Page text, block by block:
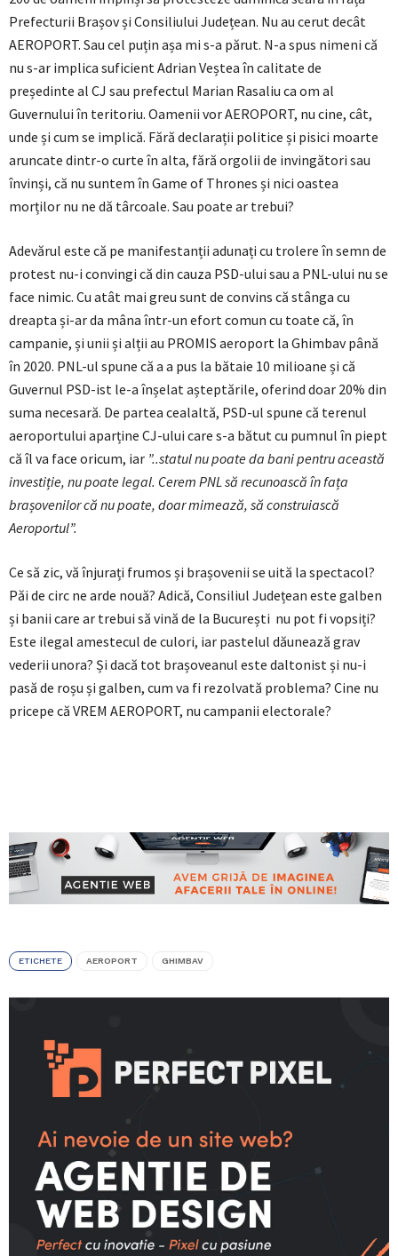
Prefecturii Brașov și Consiliului Județean. Nu au cerut decât
AEROPORT. Sau cel puțin așa mi s-a părut. N-a spus nimeni că
nu s-ar implica suficient Adrian Veștea în calitate de
președinte al CJ sau prefectul Marian Rasaliu ca om al
Guvernului în teritoriu. Oamenii vor AEROPORT, nu cine, cât,
unde și cum se implică. Fără declarații politice și pisici moarte
aruncate dintr-o curte în alta, fără orgolii de invingători sau
învinși, că nu suntem în Game of Thrones și nici oastea
morților nu ne dă târcoale. Sau poate ar trebui?
Adevărul este că pe manifestanții adunați cu trolere în semn de
protest nu-i convingi că din cauza PSD-ului sau a PNL-ului nu se
face nimic. Cu atât mai greu sunt de convins că stânga cu
dreapta și-ar da mâna într-un efort comun cu toate că, în
campanie, și unii și alții au PROMIS aeroport la Ghimbav până
în 2020. PNL-ul spune că a a pus la bătaie 10 milioane și că
Guvernul PSD-ist le-a înșelat așteptările, oferind doar 20% din
suma necesară. De partea cealaltă, PSD-ul spune că terenul
aeroportului aparține CJ-ului care s-a bătut cu pumnul în piept
că îl va face oricum, iar ”..statul nu poate da bani pentru această
investiție, nu poate legal. Cerem PNL să recunoască în fața
brașovenilor că nu poate, doar mimează, să construiască
Aeroportul”.
Ce să zic, vă înjurați frumos și brașovenii se uită la spectacol?
Păi de circ ne arde nouă? Adică, Consiliul Județean este galben
și banii care ar trebui să vină de la București nu pot fi vopsiți?
Este ilegal amestecul de culori, iar pastelul dăunează grav
vederii unora? Și dacă tot brașoveanul este daltonist și nu-i
pasă de roșu și galben, cum va fi rezolvată problema? Cine nu
pricepe că VREM AEROPORT, nu campanii electorale?
ETICHETE AEROPORT GHIMBAV